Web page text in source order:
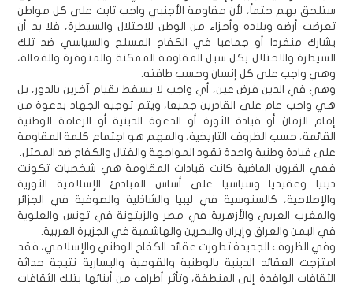
ستلحق بهم حتماً، لأن مقاومة الأجنبي واجب ثابت على كل مواطن
تعرضت أرضه وبلاده وأجزاء من الوطن للاحتلال والسيطرة، فلا بد أن
يشارك منفردا أو جماعيا في الكفاح المسلح والسياسي ضد تلك
السيطرة والاحتلال بكل سبل المقاومة الممكنة والمتوفرة والفعالة،
وهي واجب على كل إنسان وحسب طاقته.
وهي في الدين فرض عين، أي واجب لا يسقط بقيام آخرين بالدور، بل
هي واجب عام على القادرين جميعا، ويتم توجيه الجهاد بدعوة من
إمام الزمان أو قيادة الثورة أو الدعوة الدينية أو الزعامة الوطنية
القائمة، حسب الظروف التاريخية، والمهم هو اجتماع كلمة المقاومة
على قيادة وطنية واحدة تقود المواجهة والقتال والكفاح ضد المحتل.
ففي القرون الماضية كانت قيادات المقاومة هي شخصيات تكونت
دينيا وعقيديا وسياسيا على أساس المبادئ الإسلامية الثورية
والإصلاحية، كالسنوسية في ليبيا والشاذلية والصوفية في الجزائر
والمغرب العربي والأزهرية في مصر والزيتونة في تونس والعلوية
في اليمن والعراق وإيران والبحرين والهاشمية في الجزيرة العربية.
وفي الظروف الجديدة تطورت عقائد الكفاح الوطني والإسلامي، فقد
امتزجت العقائد الدينية بالوطنية والقومية واليسارية نتيجة حداثة
الثقافات الوافدة إلى المنطقة، وتأثر أطراف من أبنائها بتلك الثقافات